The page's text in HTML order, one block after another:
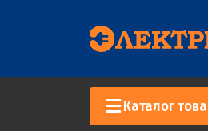
Каталог